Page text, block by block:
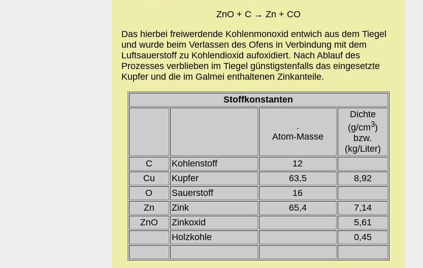
ZnO + C → Zn + CO
Das hierbei freiwerdende Kohlenmonoxid entwich aus dem Tiegel
und wurde beim Verlassen des Ofens in Verbindung mit dem
Luftsauerstoff zu Kohlendioxid aufoxidiert. Nach Ablauf des
Prozesses verblieben im Tiegel günstigstenfalls das eingesetzte
Kupfer und die im Galmei enthaltenen Zinkanteile.
Stoffkonstanten
.
Atom-Masse
Dichte
(g/cm3)
bzw.
(kg/Liter)
C
Kohlenstoff
12
Cu
Kupfer 63,5
8,92
O
Sauerstoff
16
Zn
Zink 65,4
7,14
ZnO
Zinkoxid
5,61
Holzkohle
0,45